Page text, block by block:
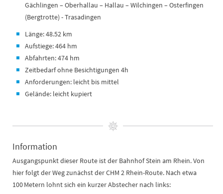
Gächlingen – Oberhallau – Hallau – Wilchingen – Osterfingen
(Bergtrotte) - Trasadingen
Länge: 48.52 km
Aufstiege: 464 hm
Abfahrten: 474 hm
Zeitbedarf ohne Besichtigungen 4h
Anforderungen: leicht bis mittel
Gelände: leicht kupiert
Information
Ausgangspunkt dieser Route ist der Bahnhof Stein am Rhein. Von
hier folgt der Weg zunächst der CHM 2 Rhein-Route. Nach etwa
100 Metern lohnt sich ein kurzer Abstecher nach links: